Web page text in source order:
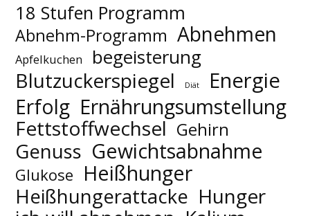
18 Stufen Programm
Abnehm-Programm Abnehmen
Apfelkuchen begeisterung
Blutzuckerspiegel Diät Energie
Erfolg Ernährungsumstellung
Fettstoffwechsel Gehirn
Genuss Gewichtsabnahme
Glukose Heißhunger
Heißhungerattacke Hunger